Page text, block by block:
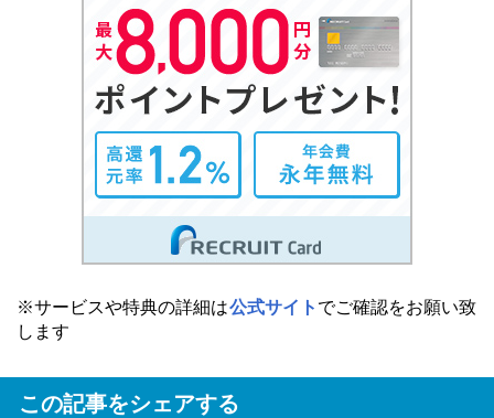
※サービスや特典の詳細は公式サイト でご確認をお願い致
します
この記事をシェアする